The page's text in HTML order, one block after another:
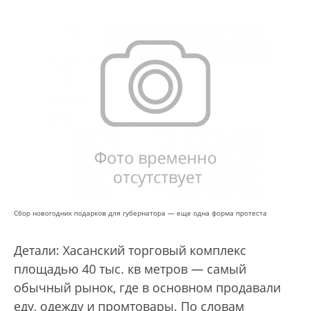
Сбор новогодних подарков для губернатора — еще одна форма протеста
Детали: Хасанский торговый комплекс
площадью 40 тыс. кв метров — самый
обычный рынок, где в основном продавали
еду, одежду и промтовары. По словам